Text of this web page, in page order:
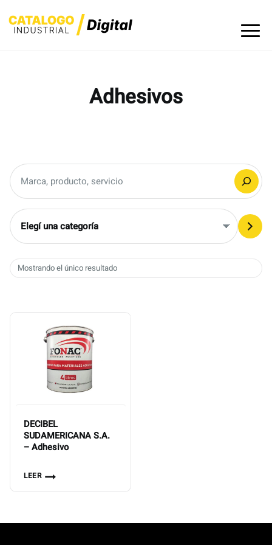
to
Adhesivos
Mostrando el único resultado
DECIBEL
SUDAMERICANA S.A.
– Adhesivo
LEER
Elegí
una
categoría